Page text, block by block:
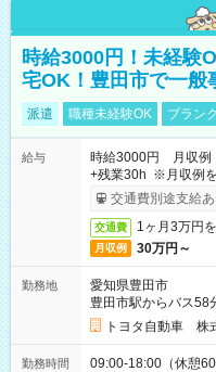
時給3000円！未経験
宅OK！豊田市で一般
派遣 職種未経験OK ブラン
給与
時給3000円 月収例
+残業30h ※月収例を
交通費別途支給あ
交通費 1ヶ月3万円
月収例 30万円～
勤務地
愛知県豊田市
豊田市駅からバス58
トヨタ自動車 株
勤務時間 09:00-18:00（休憩